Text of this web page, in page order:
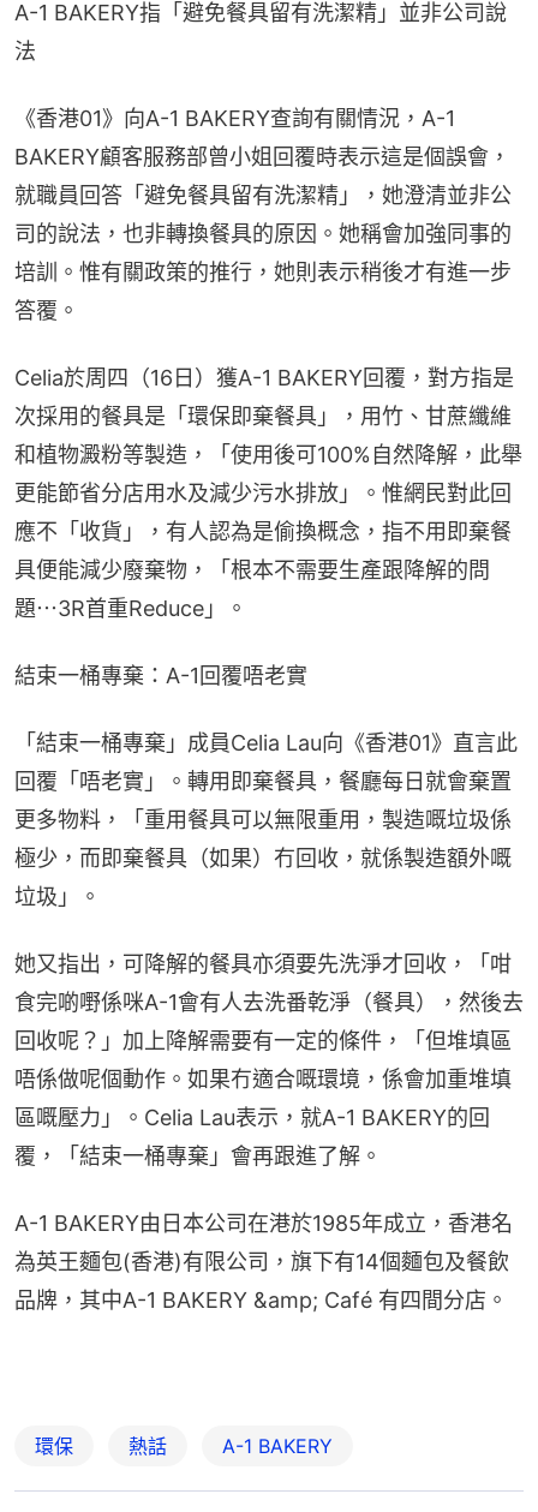
A-1 BAKERY指「避免餐具留有洗潔精」並非公司說
法
《香港01》向A-1 BAKERY查詢有關情況，A-1
BAKERY顧客服務部曾小姐回覆時表示這是個誤會，
就職員回答「避免餐具留有洗潔精」，她澄清並非公
司的說法，也非轉換餐具的原因。她稱會加強同事的
培訓。惟有關政策的推行，她則表示稍後才有進一步
答覆。
Celia於周四（16日）獲A-1 BAKERY回覆，對方指是
次採用的餐具是「環保即棄餐具」，用竹、甘蔗纖維
和植物澱粉等製造，「使用後可100%自然降解，此舉
更能節省分店用水及減少污水排放」。惟網民對此回
應不「收貨」，有人認為是偷換概念，指不用即棄餐
具便能減少廢棄物，「根本不需要生產跟降解的問
題⋯3R首重Reduce」。
結束一桶專棄：A-1回覆唔老實
「結束一桶專棄」成員Celia Lau向《香港01》直言此
回覆「唔老實」。轉用即棄餐具，餐廳每日就會棄置
更多物料，「重用餐具可以無限重用，製造嘅垃圾係
極少，而即棄餐具（如果）冇回收，就係製造額外嘅
垃圾」。
她又指出，可降解的餐具亦須要先洗淨才回收，「咁
食完啲嘢係咪A-1會有人去洗番乾淨（餐具），然後去
回收呢？」加上降解需要有一定的條件，「但堆填區
唔係做呢個動作。如果冇適合嘅環境，係會加重堆填
區嘅壓力」。Celia Lau表示，就A-1 BAKERY的回
覆，「結束一桶專棄」會再跟進了解。
A-1 BAKERY由日本公司在港於1985年成立，香港名
為英王麵包(香港)有限公司，旗下有14個麵包及餐飲
品牌，其中A-1 BAKERY &amp; Café 有四間分店。
環保 熱話 A-1 BAKERY